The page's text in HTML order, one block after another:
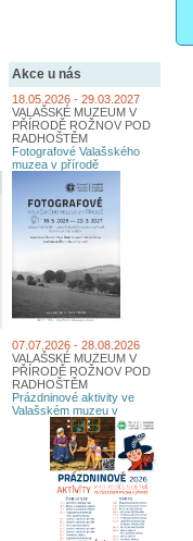
Akce u nás
18.05.2026 - 29.03.2027
VALAŠSKÉ MUZEUM V
PŘÍRODĚ ROŽNOV POD
RADHOŠTĚM
Fotografové Valašského
muzea v přírodě
07.07.2026 - 28.08.2026
VALAŠSKÉ MUZEUM V
PŘÍRODĚ ROŽNOV POD
RADHOŠTĚM
Prázdninové aktivity ve
Valašském muzeu v